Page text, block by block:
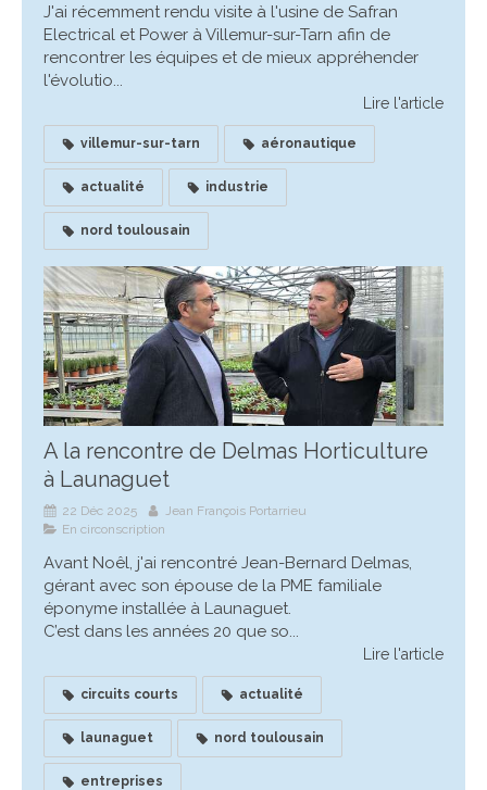
J'ai récemment rendu visite à l'usine de Safran
Electrical et Power à Villemur-sur-Tarn afin de
rencontrer les équipes et de mieux appréhender
l'évolutio...
Lire l'article
villemur-sur-tarn aéronautique
actualité industrie
nord toulousain
A la rencontre de Delmas Horticulture
à Launaguet
22 Déc 2025
Jean François Portarrieu
En circonscription
Avant Noêl, j'ai rencontré Jean-Bernard Delmas,
gérant avec son épouse de la PME familiale
éponyme installée à Launaguet.
C’est dans les années 20 que so...
Lire l'article
circuits courts actualité
launaguet nord toulousain
entreprises